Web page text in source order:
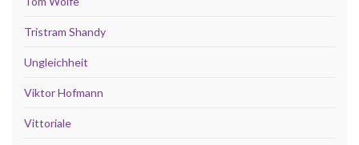
Tristram Shandy
Ungleichheit
Viktor Hofmann
Vittoriale